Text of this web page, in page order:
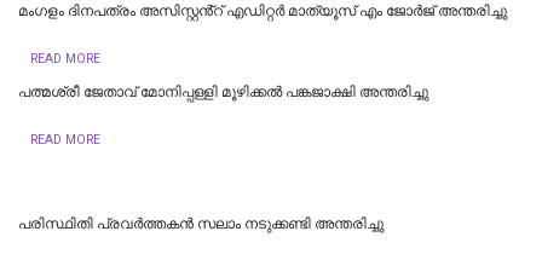
മംഗളം ദിനപത്രം അസിസ്റ്റൻ്റ് എഡിറ്റർ മാത്യൂസ് എം ജോർജ് അന്തരിച്ചു
READ MORE
പത്മശ്രീ ജേതാവ് മോനിപ്പള്ളി മൂഴിക്കല്‍ പങ്കജാക്ഷി അന്തരിച്ചു
READ MORE
പരിസ്ഥിതി പ്രവർത്തകൻ സലാം നടുക്കണ്ടി അന്തരിച്ചു